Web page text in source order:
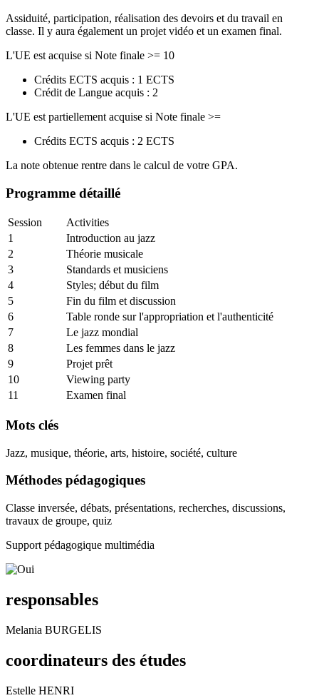
Assiduité, participation, réalisation des devoirs et du travail en
classe. Il y aura également un projet vidéo et un examen final.
L'UE est acquise si Note finale >= 10
Crédits ECTS acquis : 1 ECTS
Crédit de Langue acquis : 2
L'UE est partiellement acquise si Note finale >=
Crédits ECTS acquis : 2 ECTS
La note obtenue rentre dans le calcul de votre GPA.
Programme détaillé
Session
Activities
1
Introduction au jazz
2
Théorie musicale
3
Standards et musiciens
4
Styles; début du film
5
Fin du film et discussion
6
Table ronde sur l'appropriation et l'authenticité
7
Le jazz mondial
8
Les femmes dans le jazz
9
Projet prêt
10
Viewing party
11
Examen final
Mots clés
Jazz, musique, théorie, arts, histoire, société, culture
Méthodes pédagogiques
Classe inversée, débats, présentations, recherches, discussions,
travaux de groupe, quiz
Support pédagogique multimédia
responsables
Melania BURGELIS
coordinateurs des études
Estelle HENRI